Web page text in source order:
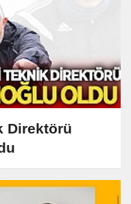
Direktörü